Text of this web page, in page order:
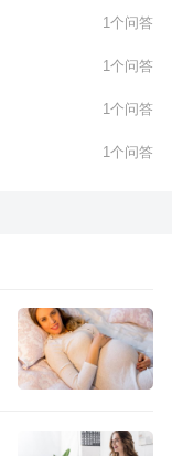
1个问答
1个问答
1个问答
1个问答